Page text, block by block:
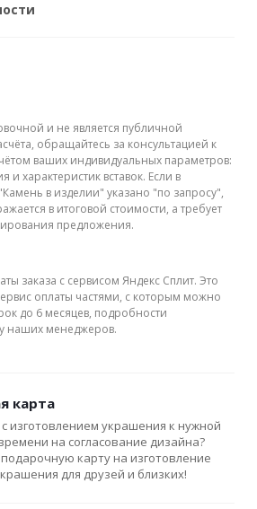
и не является публичной
обращайтесь за консультацией к
ваших индивидуальных параметров:
характеристик вставок. Если в
в изделии" указано "по запросу",
в итоговой стоимости, а требует
предложения.
заказа с сервисом Яндекс Сплит. Это
оплаты частями, с которым можно
до 6 месяцев, подробности
наших менеджеров.
карта
изготовлением украшения к нужной
на согласование дизайна?
карту на изготовление
для друзей и близких!